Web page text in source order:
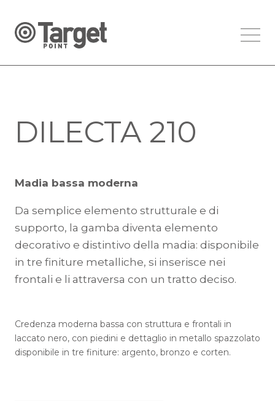
DILECTA 210
Madia bassa moderna
Da semplice elemento strutturale e di
supporto, la gamba diventa elemento
decorativo e distintivo della madia: disponibile
in tre finiture metalliche, si inserisce nei
frontali e li attraversa con un tratto deciso.
Credenza moderna bassa con struttura e frontali in
laccato nero, con piedini e dettaglio in metallo spazzolato
disponibile in tre finiture: argento, bronzo e corten.